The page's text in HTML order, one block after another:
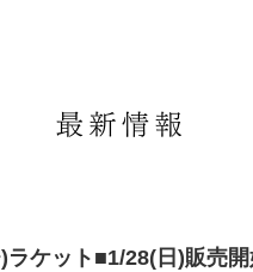
ラケット■1/28(日)販売